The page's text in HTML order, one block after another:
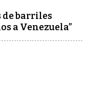
de barriles
a Venezuela”